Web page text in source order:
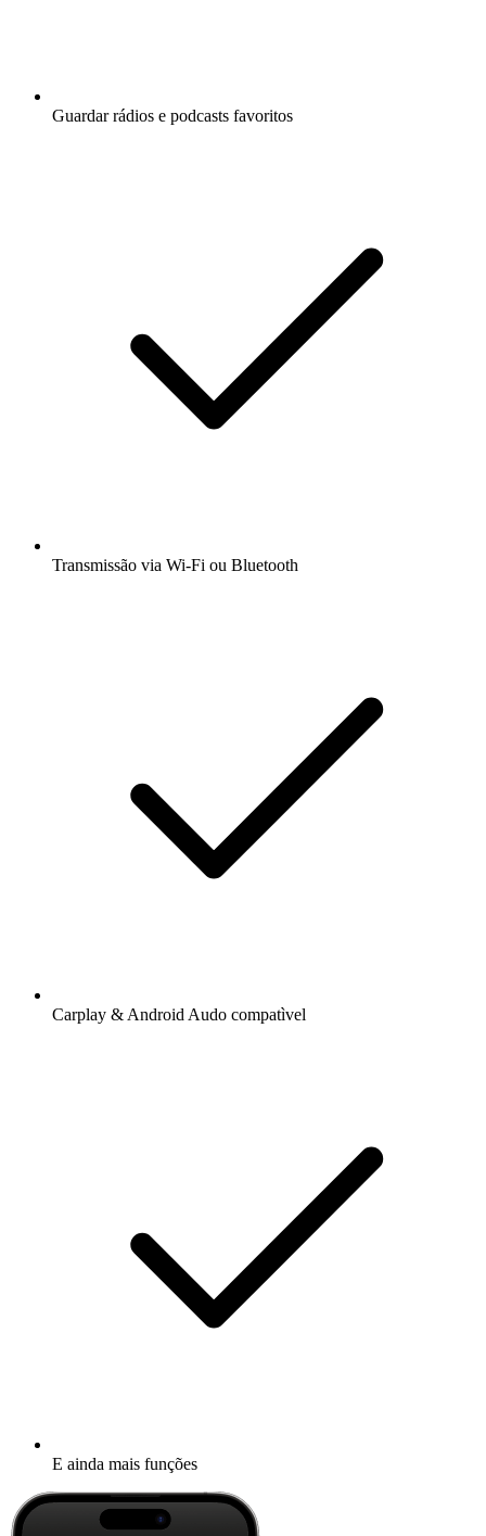
Guardar rádios e podcasts favoritos
Transmissão via Wi-Fi ou Bluetooth
Carplay & Android Audo compatìvel
E ainda mais funções